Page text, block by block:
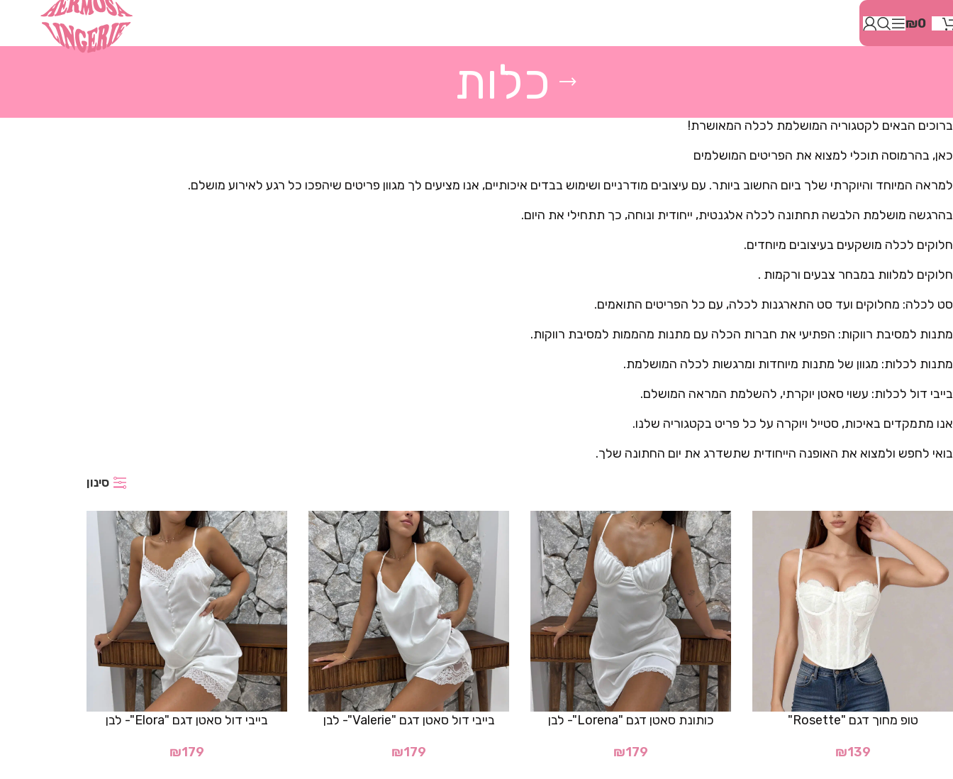
זֶה
אָתָרִים".
הַמְּסַיַּעַת
הָאֲתָר.
לִפְתִיחַת
תַּפְרִיט
הֵנְּגִישׁוּת
ALT+0
₪0
כלות
ברוכים הבאים לקטגוריה המושלמת לכלה המאושרת!
כאן, בהרמוסה תוכלי למצוא את הפריטים המושלמים
למראה המיוחד והיוקרתי שלך ביום החשוב ביותר. עם עיצובים מודרניים ושימוש בבדים איכותיים, אנו מציעים לך מגוון פריטים שיהפכו כל רגע לאירוע מושלם.
בהרגשה מושלמת הלבשה תחתונה לכלה אלגנטית, ייחודית ונוחה, כך תתחילי את היום.
חלוקים לכלה מושקעים בעיצובים מיוחדים.
חלוקים למלוות במבחר צבעים ורקמות .
סט לכלה: מחלוקים ועד סט התארגנות לכלה, עם כל הפריטים התואמים.
מתנות למסיבת רווקות: הפתיעי את חברות הכלה עם מתנות מהממות למסיבת רווקות.
מתנות לכלות: מגוון של מתנות מיוחדות ומרגשות לכלה המושלמת.
בייבי דול לכלות: עשוי סאטן יוקרתי, להשלמת המראה המושלם.
אנו מתמקדים באיכות, סטייל ויוקרה על כל פריט בקטגוריה שלנו.
בואי לחפש ולמצוא את האופנה הייחודית שתשדרג את יום החתונה שלך.
סינון
טופ מחוך דגם "Rosette"
₪139
כותונת סאטן דגם "Lorena"- לבן
₪179
בייבי דול סאטן דגם "Valerie"- לבן
₪179
בייבי דול סאטן דגם "Elora"- לבן
₪179